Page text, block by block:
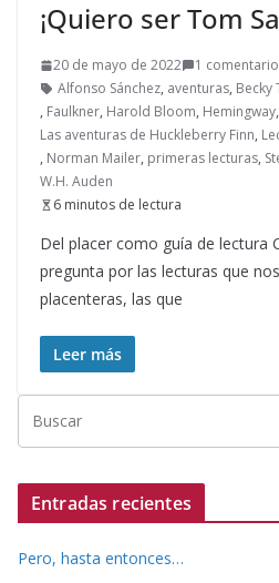
¡Quiero ser Tom
20 de mayo de 2022
1 comentario
Alfonso Sánchez, aventuras, Becky
, Faulkner, Harold Bloom, Hemingway,
Las aventuras de Huckleberry Finn,
, Norman Mailer, primeras lecturas,
W.H. Auden
6 minutos de lectura
Del placer como guía de lectura
pregunta por las lecturas que
placenteras, las que
Leer más
Entradas recientes
Pero, hasta entonces…